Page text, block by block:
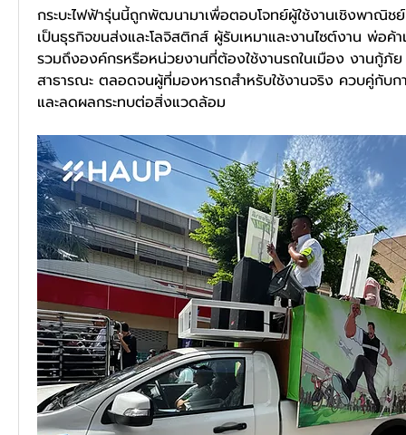
กระบะไฟฟ้ารุ่นนี้ถูกพัฒนามาเพื่อตอบโจทย์ผู้ใช้งานเชิงพาณิชย์
เป็นธุรกิจขนส่งและโลจิสติกส์ ผู้รับเหมาและงานไซต์งาน พ่อค้
รวมถึงองค์กรหรือหน่วยงานที่ต้องใช้งานรถในเมือง งานกู้ภัย
สาธารณะ ตลอดจนผู้ที่มองหารถสำหรับใช้งานจริง ควบคู่กับ
และลดผลกระทบต่อสิ่งแวดล้อม